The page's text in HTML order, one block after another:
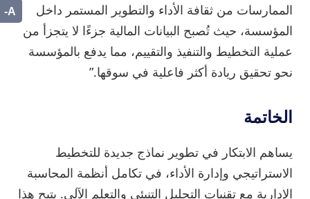
الممارسات من ثقافة الأداء والتطوير المستمر داخل
المؤسسة، حيث تُصبح البيانات المالية جزءًا لا يتجزأ من
عملية التخطيط والتنفيذ والتقييم، مما يدفع بالمؤسسة
نحو تحقيق ريادة أكثر فاعلية في سوقها.”
الخاتمة
يساهم الابتكار في تطوير نماذج جديدة للتخطيط
الاستراتيجي وإدارة الأداء، في تكامل أنظمة المحاسبة
الإدارية مع تقنيات التحليل التنبئي والتعلم الآلي. يتيح هذا
A-